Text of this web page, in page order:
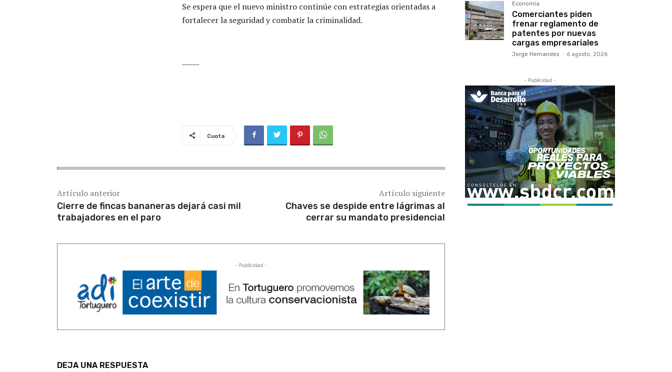
Se espera que el nuevo ministro continúe con estrategias orientadas a
fortalecer la seguridad y combatir la criminalidad.
Cuota
Artículo anterior
Cierre de fincas bananeras dejará casi mil
trabajadores en el paro
Artículo siguiente
Chaves se despide entre lágrimas al
cerrar su mandato presidencial
- Publicidad -
DEJA UNA RESPUESTA
Economía
Comerciantes piden
frenar reglamento de
patentes por nuevas
cargas empresariales
Jorge Hernandez - 6 agosto, 2026
- Publicidad -